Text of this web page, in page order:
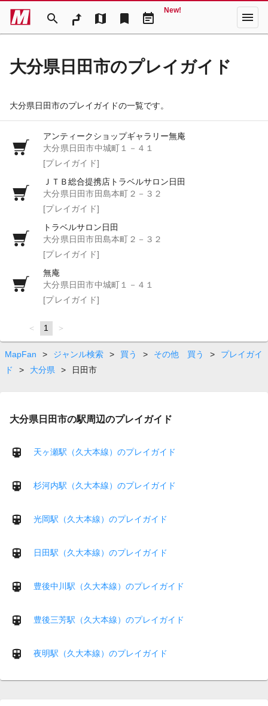
search map bookmark event_note
New! menu
大分県日田市のプレイガイド
大分県日田市のプレイガイドの一覧です。
アンティークショップギャラリー無庵
大分県日田市中城町１－４１
[プレイガイド]
ＪＴＢ総合提携店トラベルサロン日田
大分県日田市田島本町２－３２
[プレイガイド]
トラベルサロン日田
大分県日田市田島本町２－３２
[プレイガイド]
無庵
大分県日田市中城町１－４１
[プレイガイド]
page
You're
on
page
1 page
MapFan > ジャンル検索 > 買う > その他 買う >
プレイガイ
ド
> 大分県 > 日田市
大分県日田市の駅周辺のプレイガイド
天ヶ瀬駅（久大本線）のプレイガイド
杉河内駅（久大本線）のプレイガイド
光岡駅（久大本線）のプレイガイド
日田駅（久大本線）のプレイガイド
豊後中川駅（久大本線）のプレイガイド
豊後三芳駅（久大本線）のプレイガイド
夜明駅（久大本線）のプレイガイド